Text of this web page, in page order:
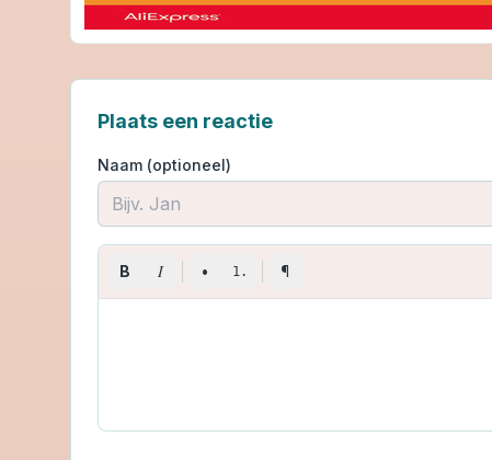
Plaats een reactie
Naam (optioneel)
B I • 1. ¶